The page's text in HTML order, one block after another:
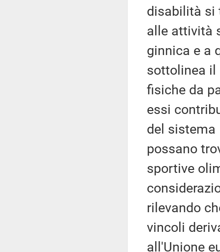
disabilità si
alle attività
ginnica e a
sottolinea
fisiche da
essi
del sistema
possano
sportive
rilevando
vincoli
all'Unione